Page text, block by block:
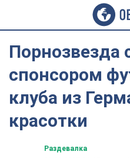
Порнозвезда
спонсором
клуба из
красотки
Раздевалка